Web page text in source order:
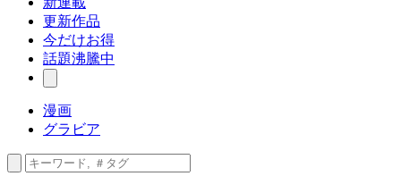
更新作品
今だけお得
話題沸騰中
漫画
グラビア